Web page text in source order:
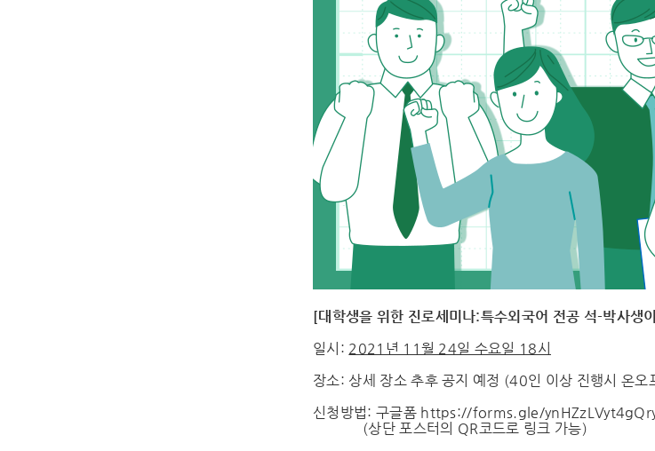
[대학생을 위한 진로세미나:특수외국어 전공 석-박사생
일시: 2021년 11월 24일 수요일 18시
장소: 상세 장소 추후 공지 예정 (40인 이상 진행시 온오
신청방법: 구글폼 https://forms.gle/
(상단 포스터의 QR코드로 링크 가능)